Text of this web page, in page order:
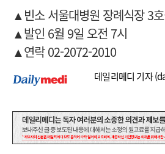
▲ 빈소 서울대병원 장례식장 3
▲발인 6월 9일 오전 7시
▲연락 02-2072-2010
데일리메디 기자 (